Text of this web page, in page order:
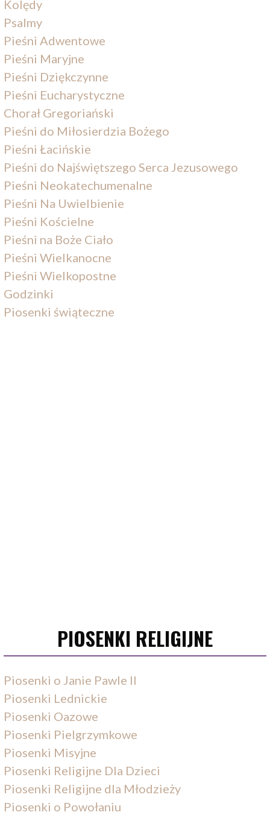
Kolędy
Psalmy
Pieśni Adwentowe
Pieśni Maryjne
Pieśni Dziękczynne
Pieśni Eucharystyczne
Chorał Gregoriański
Pieśni do Miłosierdzia Bożego
Pieśni Łacińskie
Pieśni do Najświętszego Serca Jezusowego
Pieśni Neokatechumenalne
Pieśni Na Uwielbienie
Pieśni Kościelne
Pieśni na Boże Ciało
Pieśni Wielkanocne
Pieśni Wielkopostne
Godzinki
Piosenki świąteczne
PIOSENKI RELIGIJNE
Piosenki o Janie Pawle II
Piosenki Lednickie
Piosenki Oazowe
Piosenki Pielgrzymkowe
Piosenki Misyjne
Piosenki Religijne Dla Dzieci
Piosenki Religijne dla Młodzieży
Piosenki o Powołaniu